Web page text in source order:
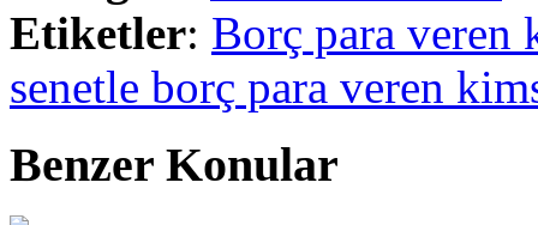
Etiketler: Borç para veren
senetle borç para veren
Benzer Konular